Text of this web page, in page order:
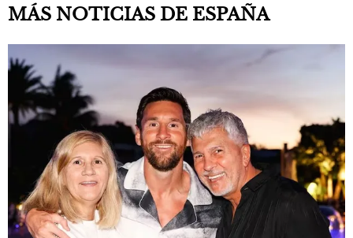
MÁS NOTICIAS DE ESPAÑA